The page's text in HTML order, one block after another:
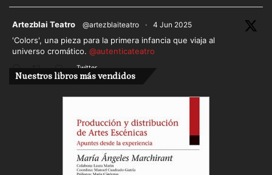
Artezblai Teatro @artezblaiteatro · 4 Jun 2025
'Colors', una pieza para la primera infancia que viaja al
universo cromático. @autenticateatro
Twitter
Cargar más
Nuestros libros más vendidos